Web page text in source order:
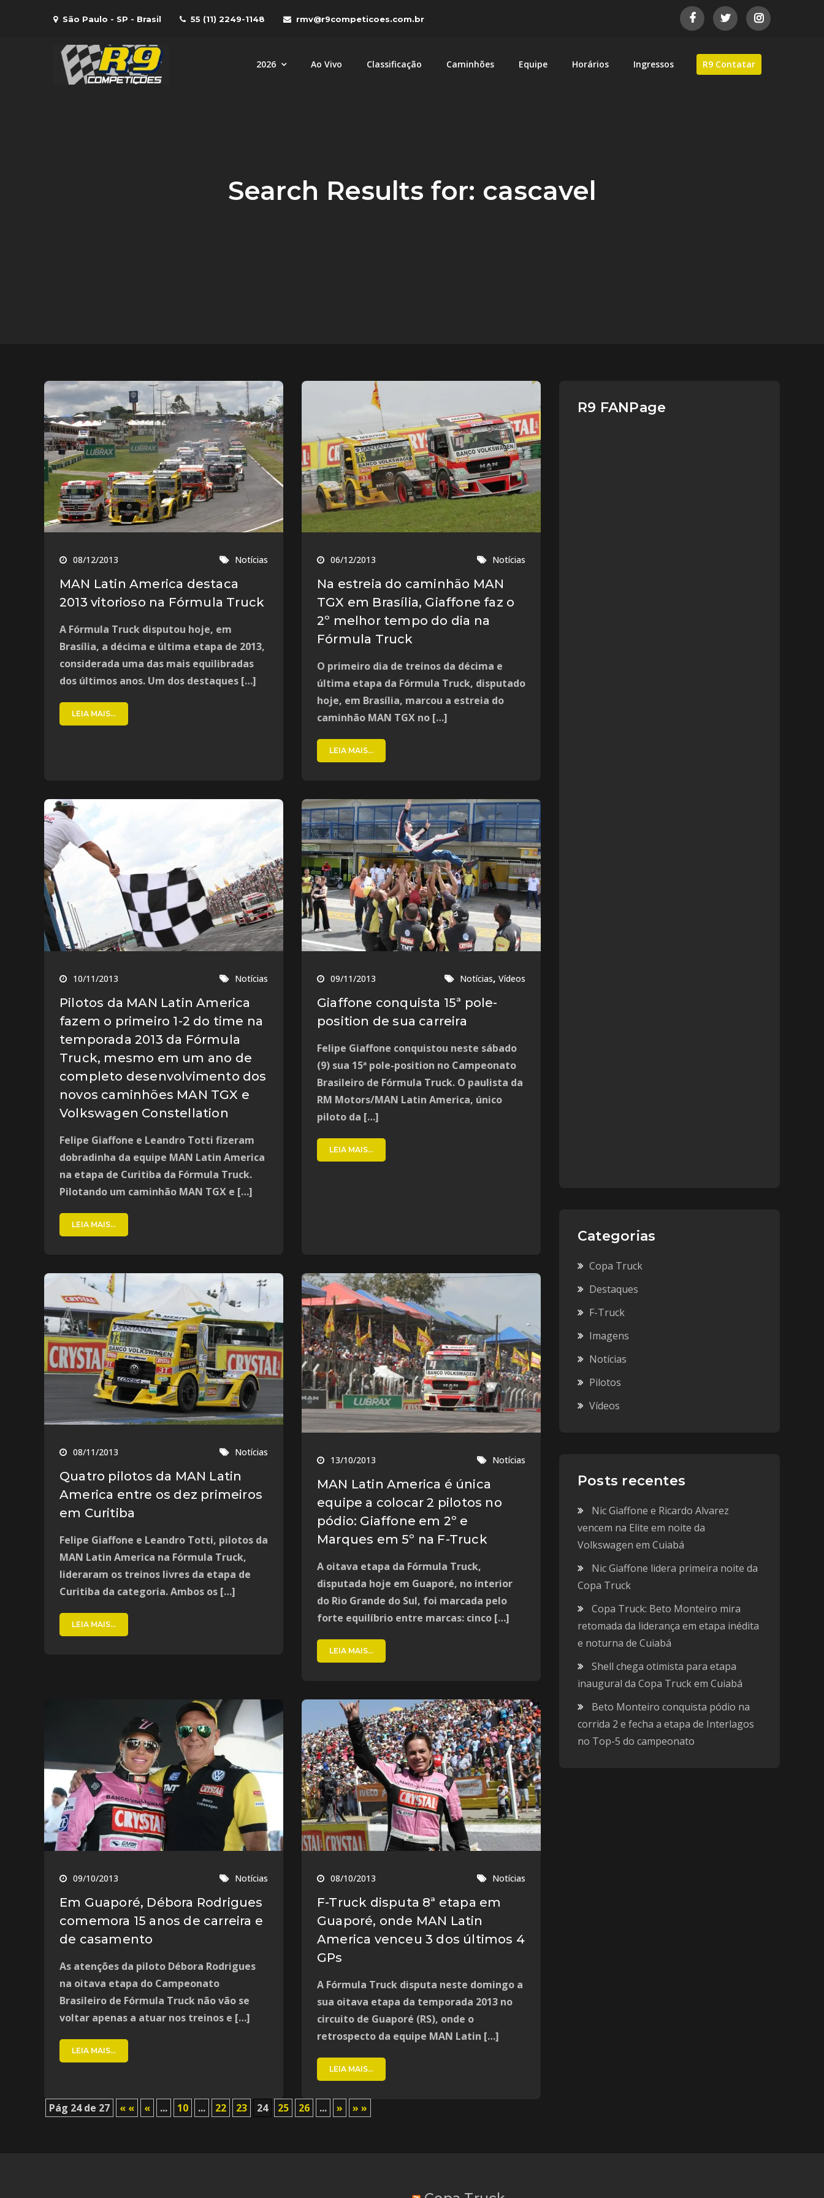
São Paulo - SP - Brasil 55 (11) 2249-1148 rmv@r9competicoes.com.br
R9 – Equipe de competições com caminhões MAN e Volkswagen nas categorias de automobilismo brasileiro.
2026 Ao Vivo Classificação Caminhões Equipe Horários Ingressos R9 Contatar
Search Results for: cascavel
08/12/2013 Notícias
MAN Latin America destaca
2013 vitorioso na Fórmula Truck
A Fórmula Truck disputou hoje, em
Brasília, a décima e última etapa de 2013,
considerada uma das mais equilibradas
dos últimos anos. Um dos destaques […]
LEIA MAIS...
06/12/2013 Notícias
Na estreia do caminhão MAN
TGX em Brasília, Giaffone faz o
2º melhor tempo do dia na
Fórmula Truck
O primeiro dia de treinos da décima e
última etapa da Fórmula Truck, disputado
hoje, em Brasília, marcou a estreia do
caminhão MAN TGX no […]
LEIA MAIS...
10/11/2013 Notícias
Pilotos da MAN Latin America
fazem o primeiro 1-2 do time na
temporada 2013 da Fórmula
Truck, mesmo em um ano de
completo desenvolvimento dos
novos caminhões MAN TGX e
Volkswagen Constellation
Felipe Giaffone e Leandro Totti fizeram
dobradinha da equipe MAN Latin America
na etapa de Curitiba da Fórmula Truck.
Pilotando um caminhão MAN TGX e […]
LEIA MAIS...
09/11/2013 Notícias, Vídeos
Giaffone conquista 15ª pole-
position de sua carreira
Felipe Giaffone conquistou neste sábado
(9) sua 15ª pole-position no Campeonato
Brasileiro de Fórmula Truck. O paulista da
RM Motors/MAN Latin America, único
piloto da […]
LEIA MAIS...
08/11/2013 Notícias
Quatro pilotos da MAN Latin
America entre os dez primeiros
em Curitiba
Felipe Giaffone e Leandro Totti, pilotos da
MAN Latin America na Fórmula Truck,
lideraram os treinos livres da etapa de
Curitiba da categoria. Ambos os […]
LEIA MAIS...
13/10/2013 Notícias
MAN Latin America é única
equipe a colocar 2 pilotos no
pódio: Giaffone em 2º e
Marques em 5º na F-Truck
A oitava etapa da Fórmula Truck,
disputada hoje em Guaporé, no interior
do Rio Grande do Sul, foi marcada pelo
forte equilíbrio entre marcas: cinco […]
LEIA MAIS...
09/10/2013 Notícias
Em Guaporé, Débora Rodrigues
comemora 15 anos de carreira e
de casamento
As atenções da piloto Débora Rodrigues
na oitava etapa do Campeonato
Brasileiro de Fórmula Truck não vão se
voltar apenas a atuar nos treinos e […]
LEIA MAIS...
08/10/2013 Notícias
F-Truck disputa 8ª etapa em
Guaporé, onde MAN Latin
America venceu 3 dos últimos 4
GPs
A Fórmula Truck disputa neste domingo a
sua oitava etapa da temporada 2013 no
circuito de Guaporé (RS), onde o
retrospecto da equipe MAN Latin […]
LEIA MAIS...
Pág 24 de 27 « « « ... 10 ... 22 23 24 25 26 ... » » »
R9 FANPage
Categorias
Copa Truck
Destaques
F-Truck
Imagens
Notícias
Pilotos
Vídeos
Posts recentes
Nic Giaffone e Ricardo Alvarez
vencem na Elite em noite da
Volkswagen em Cuiabá
Nic Giaffone lidera primeira noite da
Copa Truck
Copa Truck: Beto Monteiro mira
retomada da liderança em etapa inédita
e noturna de Cuiabá
Shell chega otimista para etapa
inaugural da Copa Truck em Cuiabá
Beto Monteiro conquista pódio na
corrida 2 e fecha a etapa de Interlagos
no Top-5 do campeonato